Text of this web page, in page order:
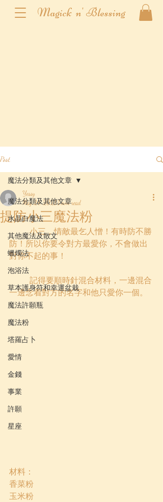
Magick n' Blessing
Post
魔法分類及其他文章
水晶白魔法
其他魔法及散文
蠟燭法
泡浴法
草本護身符和幸運盆栽
魔法許願瓶
魔法粉
塔羅占卜
愛情
金錢
事業
許願
星座
魔法分類及其他文章
提防小三魔法粉
Yessy
May 24, 2021 1 min read
小三，情敵最乞人憎！有時防不勝
防！所以你要令對方最愛你，不會做出
對你不起的事！
記得要順時針混合材料，一邊混合
一邊念着對方的名字和他只愛你一個。
材料：
香菜粉
玉米粉